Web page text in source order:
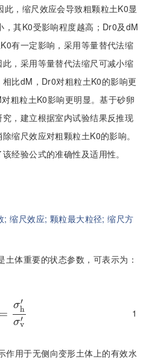
，缩尺效应会导致粗颗粒土K0显
其K0受影响程度越高；Dr0及dM
有一定影响，采用等量替代法缩
，采用等量替代法缩尺可减小缩
比dM，Dr0对粗粒土K0的影响更
粗粒土K0影响更明显。基于砂卵
，建立根据室内试验结果反推现
缩尺效应对粗颗粒土K0的影响。
经验公式的准确性及适用性。
;缩尺效应; 颗粒最大粒径;缩尺方
土体重要的状态参数，可表示为：
=
σ′
h
σ′
v
σh ′σv′ 1
作用于无侧向变形土体上的有效水